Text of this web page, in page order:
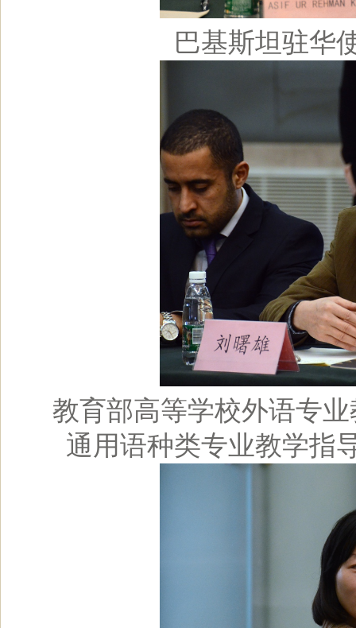
巴基斯坦驻华
教育部高等学校外语专
通用语种类专业教学指